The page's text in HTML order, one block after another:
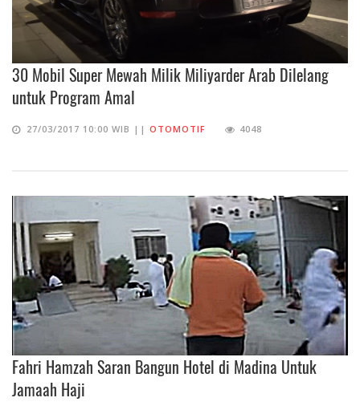
30 Mobil Super Mewah Milik Miliyarder Arab Dilelang
untuk Program Amal
27/03/2017 10:00 WIB || OTOMOTIF 4048
Fahri Hamzah Saran Bangun Hotel di Madina Untuk
Jamaah Haji